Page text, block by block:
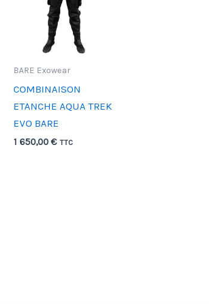
BARE Exowear
COMBINAISON
ETANCHE AQUA TREK
EVO BARE
1 650,00€ TTC